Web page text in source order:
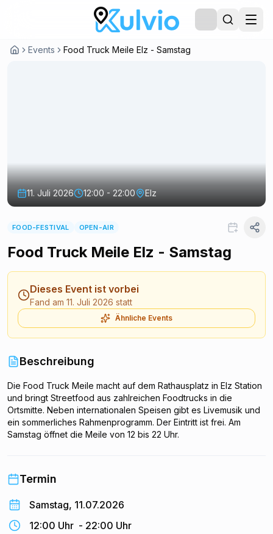
Events Food Truck Meile Elz - Samstag
11. Juli 2026 12:00 - 22:00 Elz
FOOD-FESTIVAL OPEN-AIR
Food Truck Meile Elz - Samstag
Dieses Event ist vorbei
Fand am 11. Juli 2026 statt
Ähnliche Events
Beschreibung
Die Food Truck Meile macht auf dem Rathausplatz in Elz Station
und bringt Streetfood aus zahlreichen Foodtrucks in die
Ortsmitte. Neben internationalen Speisen gibt es Livemusik und
ein sommerliches Rahmenprogramm. Der Eintritt ist frei. Am
Samstag öffnet die Meile von 12 bis 22 Uhr.
Termin
Samstag, 11.07.2026
12:00 Uhr - 22:00 Uhr